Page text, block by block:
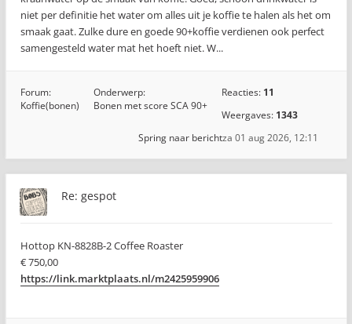
niet per definitie het water om alles uit je koffie te halen als het om
smaak gaat. Zulke dure en goede 90+koffie verdienen ook perfect
samengesteld water mat het hoeft niet. W...
Forum:
Koffie(bonen)
Onderwerp:
Bonen met score SCA 90+
Reacties: 11
Weergaves: 1343
za 01 aug 2026, 12:11
Spring naar bericht
Re: gespot
Hottop KN-8828B-2 Coffee Roaster
€ 750,00
https://link.marktplaats.nl/m2425959906